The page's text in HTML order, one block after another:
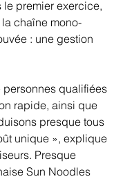
premier exercice,
chaîne mono-
: une gestion
personnes qualifiées
rapide, ainsi que
presque tous
unique », explique
Presque
Sun Noodles